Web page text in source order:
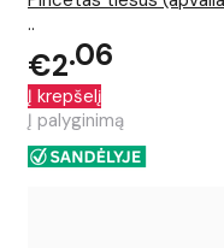
..
€2 06
Į krepšelį
Į palyginimą